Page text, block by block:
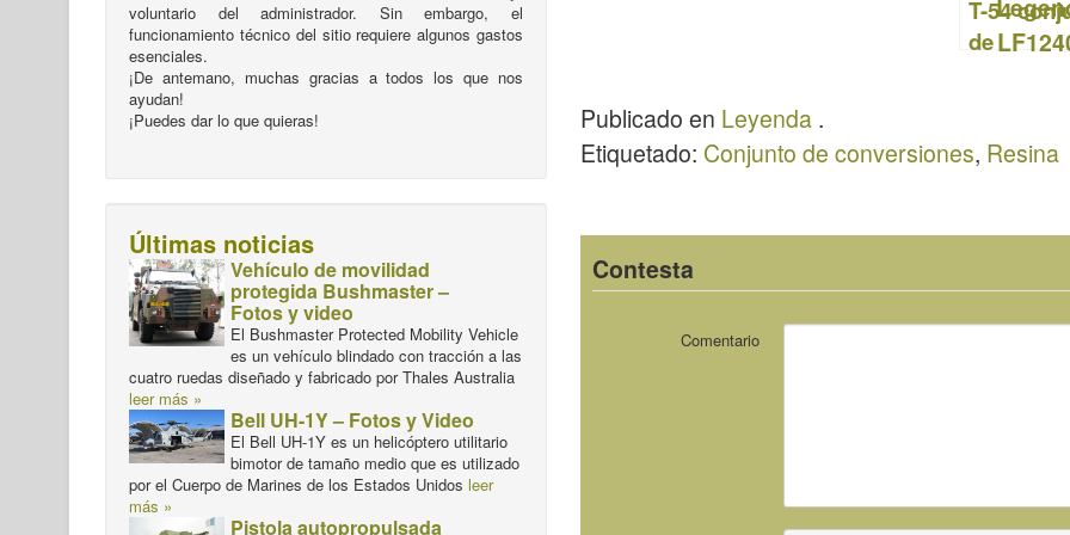
T-54
de
LF1240
Publicado en Leyenda .
Etiquetado: Conjunto de conversiones, Resina
Contesta
Comentario
voluntario del administrador. Sin embargo, el
funcionamiento técnico del sitio requiere algunos gastos
esenciales.
¡De antemano, muchas gracias a todos los que nos
ayudan!
¡Puedes dar lo que quieras!
Últimas noticias
Vehículo de movilidad
protegida Bushmaster –
Fotos y video
El Bushmaster Protected Mobility Vehicle
es un vehículo blindado con tracción a las
cuatro ruedas diseñado y fabricado por Thales Australia
leer más »
Bell UH-1Y – Fotos y Video
El Bell UH-1Y es un helicóptero utilitario
bimotor de tamaño medio que es utilizado
por el Cuerpo de Marines de los Estados Unidos leer
más »
Pistola autopropulsada